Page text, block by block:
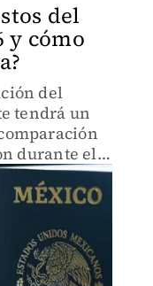
del
y cómo
del
tendrá un
durante el